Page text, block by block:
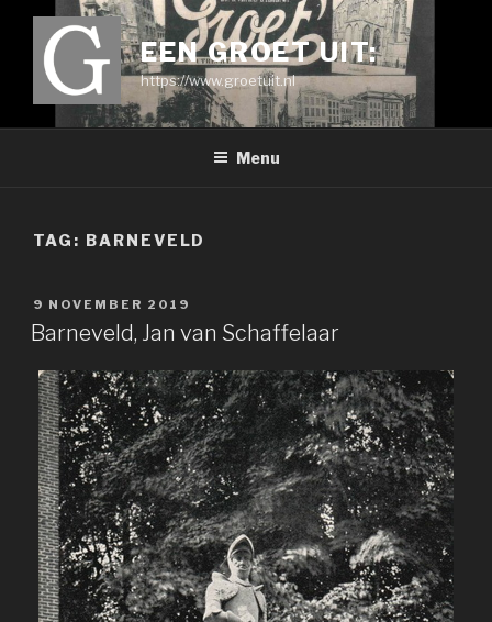
EEN GROET UIT:
https://www.groetuit.nl
Menu
TAG: BARNEVELD
GEPLAATST
OP
9 NOVEMBER 2019
Barneveld, Jan van Schaffelaar